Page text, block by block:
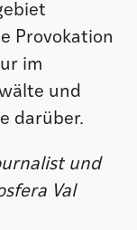
Provokation
im
und
darüber.
und
Val